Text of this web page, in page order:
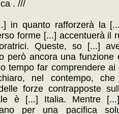
. ///
in quanto rafforzerà la
forme [...] accentuerà il
Queste, so [...]
però ancora una funzione
tempo far comprendere
nel contempo,
forze contrapposte
è [...] Italia. Mentre
per una pacifica